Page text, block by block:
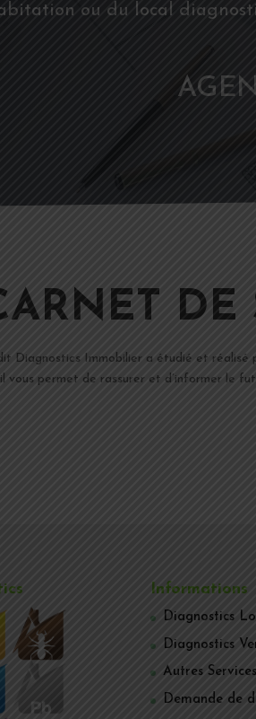
ou du local
DE
Diagnostics Immobilier a étudié et réalisé
vous permet de rassurer et d’informer le
Informations
Diagnostics
Diagnostics
Autres Services
Demande de